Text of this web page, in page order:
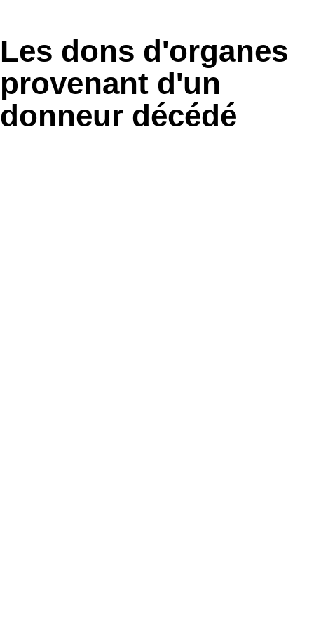
Les dons d'organes
provenant d'un
donneur décédé